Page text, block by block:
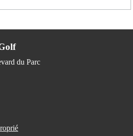
du Parc